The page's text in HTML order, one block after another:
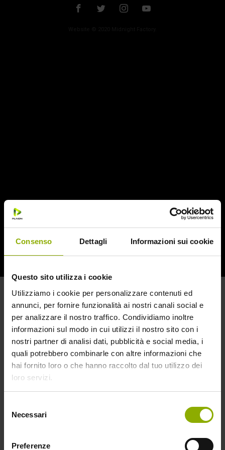
Consenso Dettagli Informazioni sui cookie
Questo sito utilizza i cookie
Utilizziamo i cookie per personalizzare contenuti ed
annunci, per fornire funzionalità ai nostri canali social e
per analizzare il nostro traffico. Condividiamo inoltre
informazioni sul modo in cui utilizzi il nostro sito con i
nostri partner di analisi dati, pubblicità e social media, i
quali potrebbero combinarle con altre informazioni che
hai fornito loro o che hanno raccolto dal tuo utilizzo dei
loro servizi.
delNecessari
Preferenze
Jeffrey Combs, Bruce Abbott
ESCLUSIVA AMAZON A TIRATURA LIMITATA
NUMERATA: 1.000 COPIE PER FORMATO
Herbert West è un ambizioso e un po’ folle studente
morti. I cadaveri ritornano in vita, ma non sono
controllabili, trasformandosi in mostri che iniziano a
uccidere…
Ispirato al racconto “Herbert West, Re-Animator” di
H.P. Lovecraft
Il cult diretto da Stuart Gordon fa il suo ingresso nella
collana Midnight Classics
LIMITED EDITION 2 BLU-RAY + BOOK